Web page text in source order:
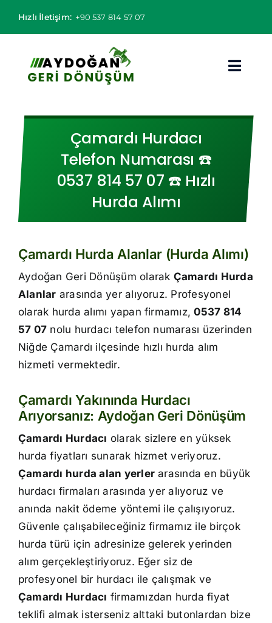
Hızlı İletişim: +90 537 814 57 07
Hurda Fiyatları
Hizmet Bölgeleri
Hakkımızda
İletişim
Çamardı Hurdacı
Telefon Numarası ☎️
0537 814 57 07 ☎️ Hızlı
Hurda Alımı
Çamardı Hurda Alanlar (Hurda Alımı)
Aydoğan Geri Dönüşüm olarak Çamardı Hurda
Alanlar arasında yer alıyoruz. Profesyonel
olarak hurda alımı yapan firmamız,0537 814
57 07 nolu hurdacı telefon numarası üzerinden
Niğde Çamardı ilçesinde hızlı hurda alım
hizmeti vermektedir.
Çamardı Yakınında Hurdacı
Arıyorsanız: Aydoğan Geri Dönüşüm
Çamardı Hurdacı olarak sizlere en yüksek
hurda fiyatları sunarak hizmet veriyoruz.
Çamardı hurda alan yerlerarasında en büyük
hurdacı firmaları arasında yer alıyoruz ve
anında nakit ödeme yöntemi ile çalışıyoruz.
Güvenle çalışabileceğiniz firmamız ile birçok
hurda türü için adresinize gelerek yerinden
alım gerçekleştiriyoruz. Eğer siz de
profesyonel bir hurdacı ile çalışmak ve
Çamardı Hurdacı firmamızdan hurda fiyat
teklifi almak isterseniz alttaki butonlardan bize